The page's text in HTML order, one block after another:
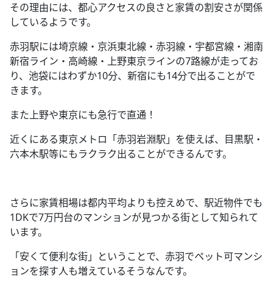
その理由には、都心アクセスの良さと家賃の割安さが関係
しているようです。
赤羽駅には埼京線・京浜東北線・赤羽線・宇都宮線・湘南
新宿ライン・高崎線・上野東京ラインの7路線が走ってお
り、池袋にはわずか10分、新宿にも14分で出ることがで
きます。
また上野や東京にも急行で直通！
近くにある東京メトロ「赤羽岩淵駅」を使えば、目黒駅・
六本木駅等にもラクラク出ることができるんです。
さらに家賃相場は都内平均よりも控えめで、駅近物件でも
1DKで7万円台のマンションが見つかる街として知られて
います。
「安くて便利な街」ということで、赤羽でペット可マンシ
ョンを探す人も増えているそうなんです。